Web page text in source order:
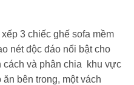
3 chiếc ghế sofa mềm
nét độc đáo nổi bật cho
cách và phân chia khu vực
bên trong, một vách